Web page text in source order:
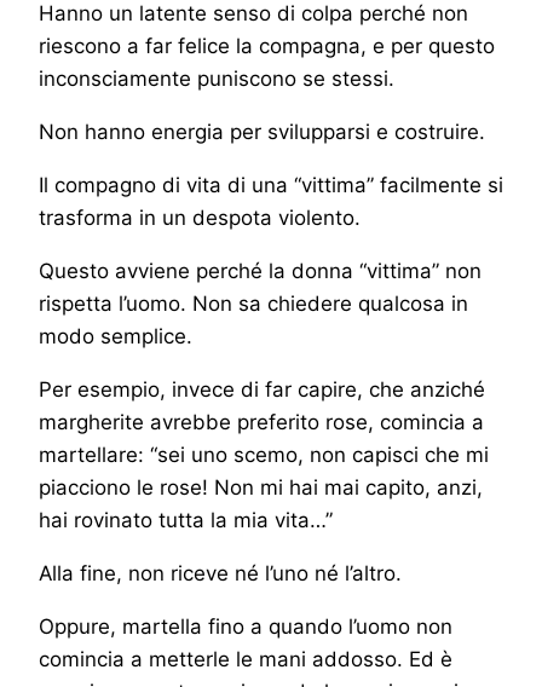
Hanno un latente senso di colpa perché non
riescono a far felice la compagna, e per questo
inconsciamente puniscono se stessi.
Non hanno energia per svilupparsi e costruire.
Il compagno di vita di una “vittima” facilmente si
trasforma in un despota violento.
Questo avviene perché la donna “vittima” non
rispetta l’uomo. Non sa chiedere qualcosa in
modo semplice.
Per esempio, invece di far capire, che anziché
margherite avrebbe preferito rose, comincia a
martellare: “sei uno scemo, non capisci che mi
piacciono le rose! Non mi hai mai capito, anzi,
hai rovinato tutta la mia vita…”
Alla fine, non riceve né l’uno né l’altro.
Oppure, martella fino a quando l’uomo non
comincia a metterle le mani addosso. Ed è